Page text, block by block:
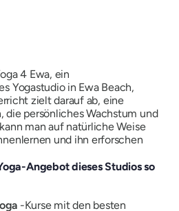
4 Ewa, ein
Yogastudio in Ewa Beach,
zielt darauf ab, eine
die persönliches Wachstum und
man auf natürliche Weise
und ihn erforschen
Angebot dieses Studios so
-Kurse mit den besten